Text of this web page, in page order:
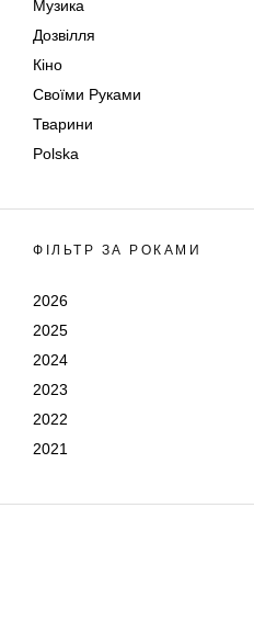
Музика
Дозвілля
Кіно
Своїми Руками
Тварини
Polska
ФІЛЬТР ЗА РОКАМИ
2026
2025
2024
2023
2022
2021